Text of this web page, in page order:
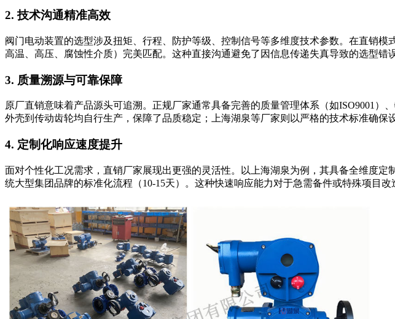
2. 技术沟通精准高效
阀门电动装置的选型涉及扭矩、行程、防护等级、控制信号等多维度技术参数。在直销
高温、高压、腐蚀性介质）完美匹配。这种直接沟通避免了因信息传递失真导致的选型错
3. 质量溯源与可靠保障
原厂直销意味着产品源头可追溯。正规厂家通常具备完善的质量管理体系（如ISO9001
外壳到传动齿轮均自行生产，保障了品质稳定；上海湖泉等厂家则以严格的技术标准确保
4. 定制化响应速度提升
面对个性化工况需求，直销厂家展现出更强的灵活性。以上海湖泉为例，其具备全维度
统大型集团品牌的标准化流程（10-15天）。这种快速响应能力对于急需备件或特殊项目改